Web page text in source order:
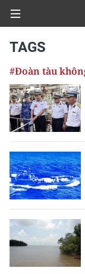
CHÍNH TRỊ
KINH TẾ
XÃ HỘI
PHÁP LUẬT
DU LỊCH
THẾ GIỚI
TAGS
#Đoàn tàu